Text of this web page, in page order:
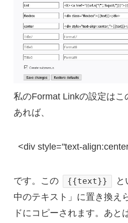
私のFormat Linkの設定はこ
あれば、
<div style="text-
です。この {{text}}
と
中のテキスト」に置き換え
ドにコピーされます。あと